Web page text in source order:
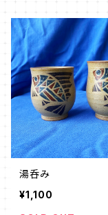
湯呑み
¥1,100